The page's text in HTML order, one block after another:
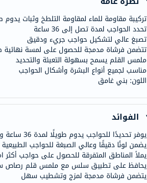
تركيبة مقاومة للماء لمقاومة التلطخ وثبات يدوم
تحدد الحواجب لمدة تصل إلى 36 ساعة
تصبغ عالي لتشكيل حواجب جريء ودقيق
تتضمن فرشاة مدمجة للحصول على لمسة نهائية
ملمس القلم يسمح بسهولة التعبئة والتحديد
مناسب لجميع أنواع البشرة وأشكال الحواجب
اللون: بني غامق
الفوائد
يوفر تحديدًا للحواجب يدوم طويلًا لمدة 36 ساعة ومقاومًا للماء
يضمن لونًا دقيقًا وعالي الصبغة للحواجب الطبيعية
يملأ المناطق المتفرقة للحصول على حواجب أكثر
يحافظ على تطبيق سلس مع ملمس قلم رصاص
يتضمن فرشاة مدمجة لمزج وتشطيب سهل